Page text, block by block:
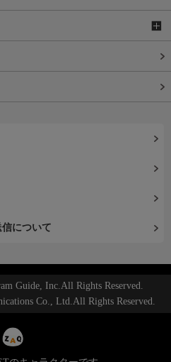
について
Guide, Inc.All Rights Reserved.
Co., Ltd.All Rights Reserved.